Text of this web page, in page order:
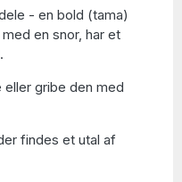
- en bold (tama)
en snor, har et
gribe den med
findes et utal af